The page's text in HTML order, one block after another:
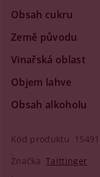
Obsah cukru
Země původu
Vinařská oblast
Objem lahve
Obsah alkoholu
Kód produktu
15491
Značka Taittinger